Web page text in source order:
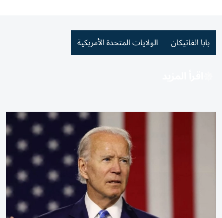
بابا الفاتيكان الولايات المتحدة الأمريكية